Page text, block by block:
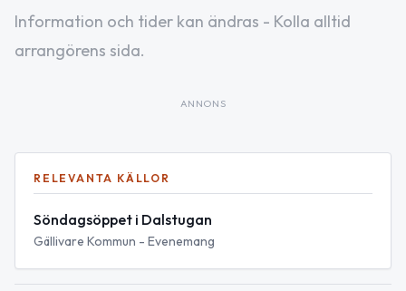
Information och tider kan ändras - Kolla alltid
arrangörens sida.
ANNONS
RELEVANTA KÄLLOR
Söndagsöppet i Dalstugan
Gällivare Kommun - Evenemang